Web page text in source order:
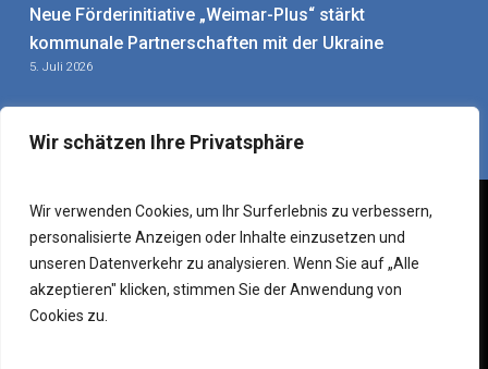
Wir schätzen Ihre Privatsphäre
Wir verwenden Cookies, um Ihr Surferlebnis zu verbessern,
personalisierte Anzeigen oder Inhalte einzusetzen und
unseren Datenverkehr zu analysieren. Wenn Sie auf „Alle
akzeptieren" klicken, stimmen Sie der Anwendung von
Cookies zu.
Neue Förderinitiative „Weimar-Plus“ stärkt
kommunale Partnerschaften mit der Ukraine
5. Juli 2026
Impressum| Datenschutzerklärung|Sitemap–Mitarbeiter-
Login
© 2026 Weimarer Dreieck e. V. – Verein für deutsch-
französisch-polnische Zusammenarbeit.